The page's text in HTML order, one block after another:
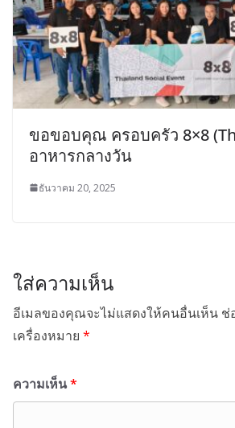
ขอขอบคุณ ครอบครัว 8×8
อาหารกลางวัน
ธันวาคม 20, 2025
ใส่ความเห็น
อีเมลของคุณจะไม่แสดงให้คนอื่นเห็น ช่
เครื่องหมาย *
ความเห็น*